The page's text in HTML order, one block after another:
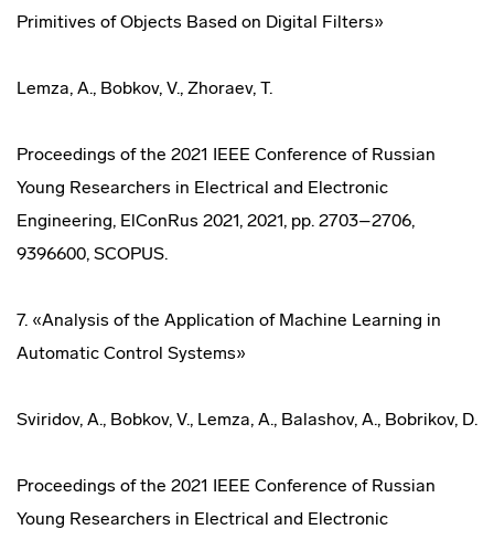
Primitives of Objects Based on Digital Filters»
Lemza, A., Bobkov, V., Zhoraev, T.
Proceedings of the 2021 IEEE Conference of Russian
Young Researchers in Electrical and Electronic
Engineering, ElConRus 2021, 2021, pp. 2703–2706,
9396600, SCOPUS.
7. «Analysis of the Application of Machine Learning in
Automatic Control Systems»
Sviridov, A., Bobkov, V., Lemza, A., Balashov, A., Bobrikov, D.
Proceedings of the 2021 IEEE Conference of Russian
Young Researchers in Electrical and Electronic